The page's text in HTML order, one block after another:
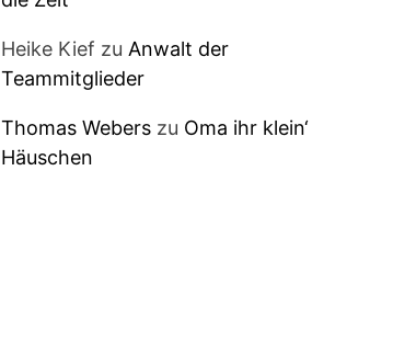
Heike Kief zu Anwalt der
Teammitglieder
Thomas Weberszu Oma ihr klein‘
Häuschen